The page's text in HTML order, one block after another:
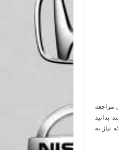
مراجعه
بدانید
نیاز به